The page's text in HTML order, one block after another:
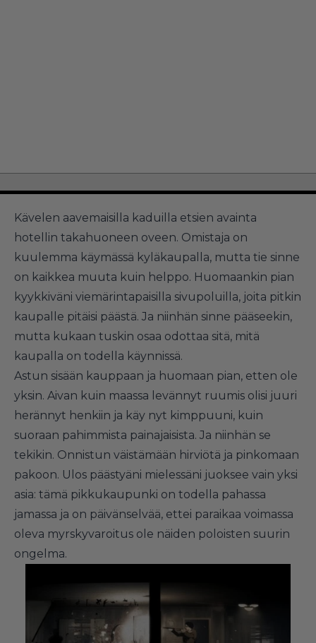
Kävelen aavemaisilla kaduilla etsien avainta
hotellin takahuoneen oveen. Omistaja on
kuulemma käymässä kyläkaupalla, mutta tie sinne
on kaikkea muuta kuin helppo. Huomaankin pian
kyykkiväni viemärintapaisilla sivupoluilla, joita pitkin
kaupalle pitäisi päästä. Ja niinhän sinne pääseekin,
mutta kukaan tuskin osaa odottaa sitä, mitä
kaupalla on todella käynnissä.
Astun sisään kauppaan ja huomaan pian, etten ole
yksin. Aivan kuin maassa levännyt ruumis olisi juuri
herännyt henkiin ja käy nyt kimppuuni, kuin
suoraan pahimmista painajaisista. Ja niinhän se
tekikin. Onnistun väistämään hirviötä ja pinkomaan
pakoon. Ulos päästyäni mielessäni juoksee vain yksi
asia: tämä pikkukaupunki on todella pahassa
jamassa ja on päivänselvää, ettei paraikaa voimassa
oleva myrskyvaroitus ole näiden poloisten suurin
ongelma.